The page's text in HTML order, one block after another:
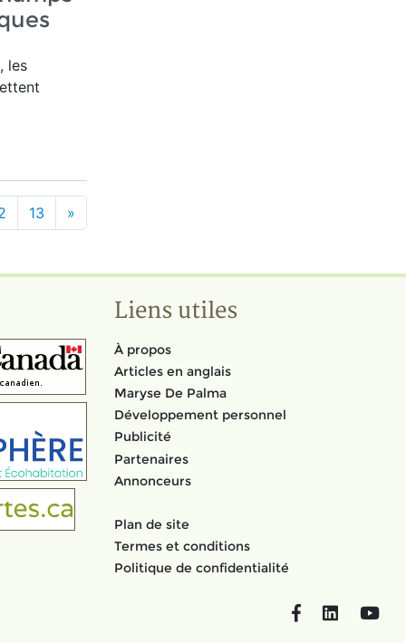
les
13 »
Liens utiles
À propos
Articles en anglais
Maryse De Palma
Développement personnel
Publicité
Partenaires
Annonceurs
Plan de site
Termes et conditions
Politique de confidentialité
FacebookLinkedIn